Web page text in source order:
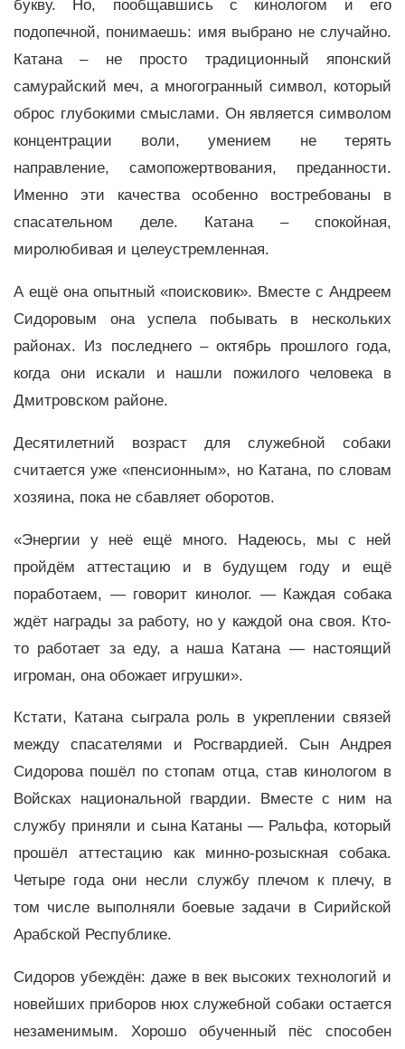
букву. Но, пообщавшись с кинологом и его
подопечной, понимаешь: имя выбрано не случайно.
Катана – не просто традиционный японский
самурайский меч, а многогранный символ, который
оброс глубокими смыслами. Он является символом
концентрации воли, умением не терять
направление, самопожертвования, преданности.
Именно эти качества особенно востребованы в
спасательном деле. Катана – спокойная,
миролюбивая и целеустремленная.
А ещё она опытный «поисковик». Вместе с Андреем
Сидоровым она успела побывать в нескольких
районах. Из последнего – октябрь прошлого года,
когда они искали и нашли пожилого человека в
Дмитровском районе.
Десятилетний возраст для служебной собаки
считается уже «пенсионным», но Катана, по словам
хозяина, пока не сбавляет оборотов.
«Энергии у неё ещё много. Надеюсь, мы с ней
пройдём аттестацию и в будущем году и ещё
поработаем, — говорит кинолог. — Каждая собака
ждёт награды за работу, но у каждой она своя. Кто-
то работает за еду, а наша Катана — настоящий
игроман, она обожает игрушки».
Кстати, Катана сыграла роль в укреплении связей
между спасателями и Росгвардией. Сын Андрея
Сидорова пошёл по стопам отца, став кинологом в
Войсках национальной гвардии. Вместе с ним на
службу приняли и сына Катаны — Ральфа, который
прошёл аттестацию как минно-розыскная собака.
Четыре года они несли службу плечом к плечу, в
том числе выполняли боевые задачи в Сирийской
Арабской Республике.
Сидоров убеждён: даже в век высоких технологий и
новейших приборов нюх служебной собаки остается
незаменимым. Хорошо обученный пёс способен